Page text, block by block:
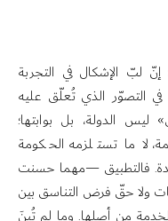
إنّ لبّ الإشكال في التجربة
في التصوّر الذي تُعلّق عليه
ليس الدولة، بل بوابتها؛
لا ما تستلزمه الحكومة
فالتطبيق —مهما حسنت
ولا حقّ فرض التناسق بين
من أصلها. وما لم تُبنَ